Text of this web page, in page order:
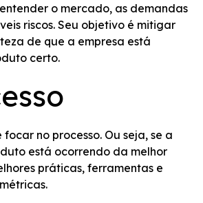
o mercado, as demandas
riscos. Seu objetivo é mitigar
de que a empresa está
certo.
focar no processo. Ou seja, se a
está ocorrendo da melhor
práticas, ferramentas e